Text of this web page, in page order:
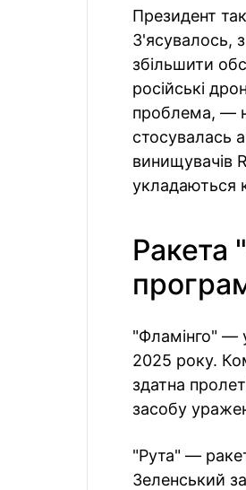
Президент
З'ясувалось,
збільшити
російські
проблема, —
стосувалась
винищувачів
укладаються
Ракета
"Фламінго" —
2025 року.
здатна
засобу
"Рута" —
Зеленський